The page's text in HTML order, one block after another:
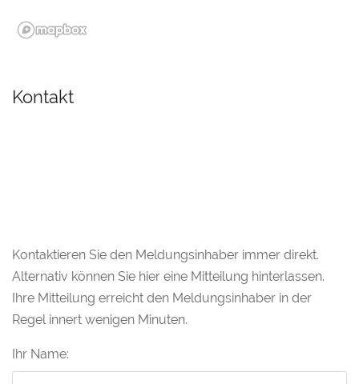
Kontakt
Kontaktieren Sie den Meldungsinhaber immer direkt.
Alternativ können Sie hier eine Mitteilung hinterlassen.
Ihre Mitteilung erreicht den Meldungsinhaber in der
Regel innert wenigen Minuten.
Ihr Name: